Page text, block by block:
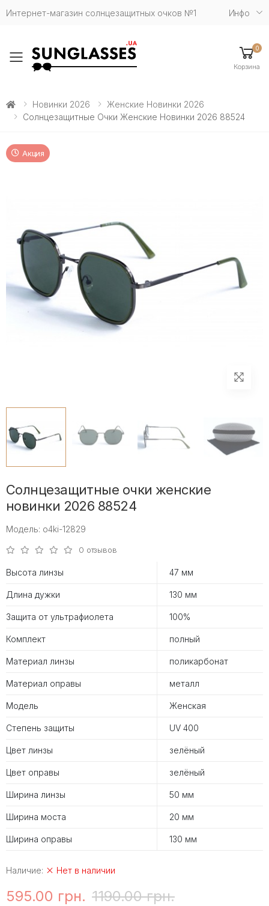
Интернет-магазин солнцезащитных очков №1 Инфо
Toggle mobile menu
0
Корзина
Новинки 2026
Женские Новинки 2026
Солнцезащитные Очки Женские Новинки 2026 88524
Акция
Солнцезащитные очки женские
новинки 2026 88524
Модель: o4ki-12829
0 отзывов
Высота линзы 47 мм
Длина дужки 130 мм
Защита от ультрафиолета 100%
Комплект полный
Материал линзы поликарбонат
Материал оправы металл
Модель Женская
Степень защиты UV 400
Цвет линзы зелёный
Цвет оправы зелёный
Ширина линзы 50 мм
Ширина моста 20 мм
Ширина оправы 130 мм
Наличие: Нет в наличии
595.00 грн. 1190.00 грн.